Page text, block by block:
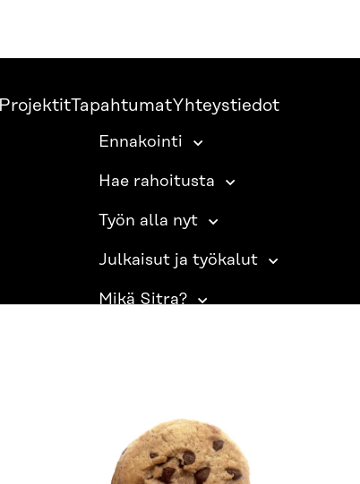
ProjektitTapahtumatYhteystiedot
Ennakointi
Hae rahoitusta
Työn alla nyt
Julkaisut ja työkalut
Mikä Sitra?
SITRA SOSIAALISESSA MEDIASSA